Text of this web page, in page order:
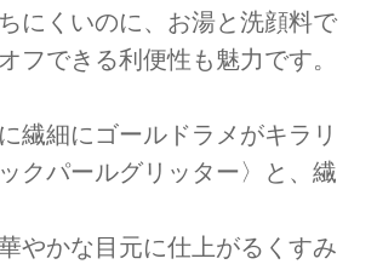
にくいのに、お湯と洗顔料で
フできる利便性も魅力です。
繊細にゴールドラメがキラリ
クパールグリッター〉と、繊
やかな目元に仕上がるくすみ